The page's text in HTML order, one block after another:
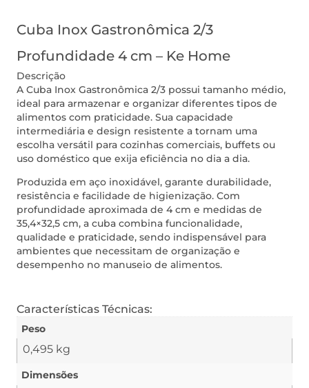
Cuba Inox Gastronômica 2/3
Profundidade 4 cm – Ke Home
Descrição
A Cuba Inox Gastronômica 2/3 possui tamanho médio,
ideal para armazenar e organizar diferentes tipos de
alimentos com praticidade. Sua capacidade
intermediária e design resistente a tornam uma
escolha versátil para cozinhas comerciais, buffets ou
uso doméstico que exija eficiência no dia a dia.
Produzida em aço inoxidável, garante durabilidade,
resistência e facilidade de higienização. Com
profundidade aproximada de 4 cm e medidas de
35,4×32,5 cm, a cuba combina funcionalidade,
qualidade e praticidade, sendo indispensável para
ambientes que necessitam de organização e
desempenho no manuseio de alimentos.
Características Técnicas:
Peso
0,495 kg
Dimensões